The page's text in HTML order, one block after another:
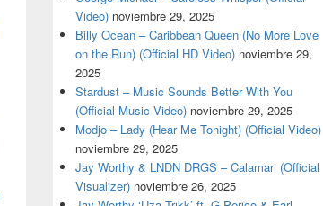
Video) noviembre 29, 2025
Billy Ocean – Caribbean Queen (No More Love
on the Run) (Official HD Video) noviembre 29,
2025
Stardust – Music Sounds Better With You
(Official Music Video) noviembre 29, 2025
Modjo – Lady (Hear Me Tonight) (Official Video)
noviembre 29, 2025
Jay Worthy & LNDN DRGS – Calamari (Official
Visualizer) noviembre 26, 2025